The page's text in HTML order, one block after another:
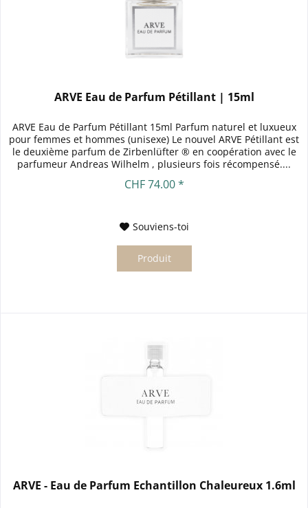
ARVE Eau de Parfum Pétillant | 15ml
ARVE Eau de Parfum Pétillant 15ml Parfum naturel et luxueux
pour femmes et hommes (unisexe) Le nouvel ARVE Pétillant est
le deuxième parfum de Zirbenlüfter ® en coopération avec le
parfumeur Andreas Wilhelm , plusieurs fois récompensé....
CHF 74.00 *
Souviens-toi
Produit
ARVE - Eau de Parfum Echantillon Chaleureux 1.6ml